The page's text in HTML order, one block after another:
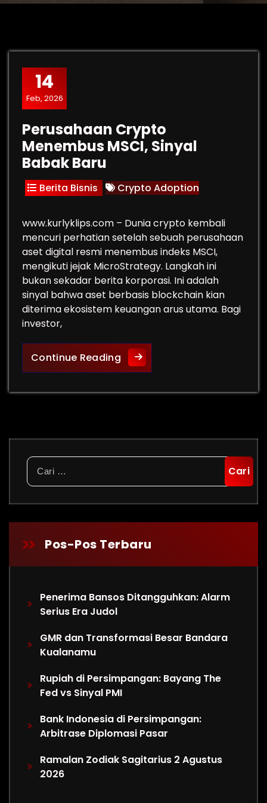
14
Feb, 2026
Perusahaan Crypto
Menembus MSCI, Sinyal
Babak Baru
Berita Bisnis Crypto Adoption
www.kurlyklips.com – Dunia crypto kembali
mencuri perhatian setelah sebuah perusahaan
aset digital resmi menembus indeks MSCI,
mengikuti jejak MicroStrategy. Langkah ini
bukan sekadar berita korporasi. Ini adalah
sinyal bahwa aset berbasis blockchain kian
diterima ekosistem keuangan arus utama. Bagi
investor,
Continue ReadingPerusahaan Crypto
Cari
untuk:
Pos-Pos Terbaru
Penerima Bansos Ditangguhkan: Alarm
Serius Era Judol
GMR dan Transformasi Besar Bandara
Kualanamu
Rupiah di Persimpangan: Bayang The
Fed vs Sinyal PMI
Bank Indonesia di Persimpangan:
Arbitrase Diplomasi Pasar
Ramalan Zodiak Sagitarius 2 Agustus
2026